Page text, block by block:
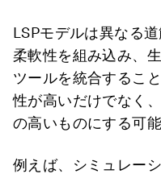
LSPモデルは異なる
柔軟性を組み込み、
ツールを統合するこ
性が高いだけでなく
の高いものにする可
例えば、シミュレー